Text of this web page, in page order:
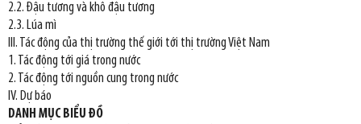
2.2. Đậu tương và khô đậu tương
2.3. Lúa mì
III. Tác động của thị trường thế giới tới thị trường Việt Nam
1. Tác động tới giá trong nước
2. Tác động tới nguồn cung trong nước
IV. Dự báo
DANH MỤC BIỂU ĐỒ